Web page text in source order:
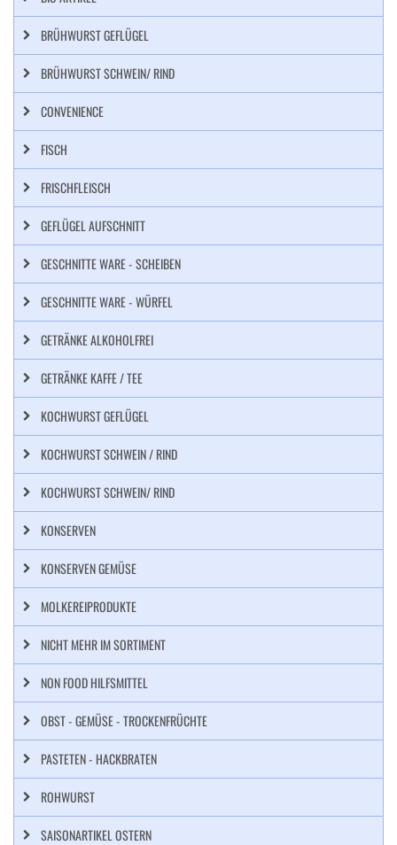
BRÜHWURST GEFLÜGEL
BRÜHWURST SCHWEIN/ RIND
CONVENIENCE
FISCH
FRISCHFLEISCH
GEFLÜGEL AUFSCHNITT
GESCHNITTE WARE - SCHEIBEN
GESCHNITTE WARE - WÜRFEL
GETRÄNKE ALKOHOLFREI
GETRÄNKE KAFFE / TEE
KOCHWURST GEFLÜGEL
KOCHWURST SCHWEIN / RIND
KOCHWURST SCHWEIN/ RIND
KONSERVEN
KONSERVEN GEMÜSE
MOLKEREIPRODUKTE
NICHT MEHR IM SORTIMENT
NON FOOD HILFSMITTEL
OBST - GEMÜSE - TROCKENFRÜCHTE
PASTETEN - HACKBRATEN
ROHWURST
SAISONARTIKEL OSTERN